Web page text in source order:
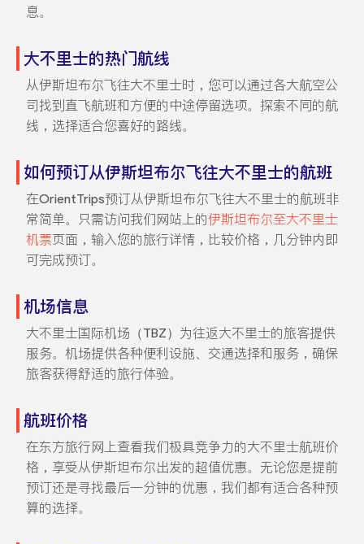
息。
大不里士的热门航线
从伊斯坦布尔飞往大不里士时，您可以通过各大航空公
司找到直飞航班和方便的中途停留选项。探索不同的航
线，选择适合您喜好的路线。
如何预订从伊斯坦布尔飞往大不里士的航班
在OrientTrips预订从伊斯坦布尔飞往大不里士的航班非
常简单。只需访问我们网站上的伊斯坦布尔至大不里士
机票页面，输入您的旅行详情，比较价格，几分钟内即
可完成预订。
机场信息
大不里士国际机场（TBZ）为往返大不里士的旅客提供
服务。机场提供各种便利设施、交通选择和服务，确保
旅客获得舒适的旅行体验。
航班价格
在东方旅行网上查看我们极具竞争力的大不里士航班价
格，享受从伊斯坦布尔出发的超值优惠。无论您是提前
预订还是寻找最后一分钟的优惠，我们都有适合各种预
算的选择。